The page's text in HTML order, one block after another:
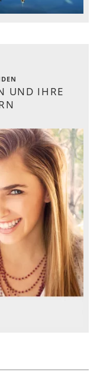
UND IHRE